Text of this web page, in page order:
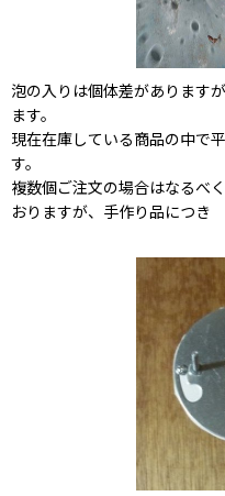
泡の入りは個体差があります
ます。
現在在庫している商品の中で
す。
複数個ご注文の場合はなるべ
おりますが、手作り品につき